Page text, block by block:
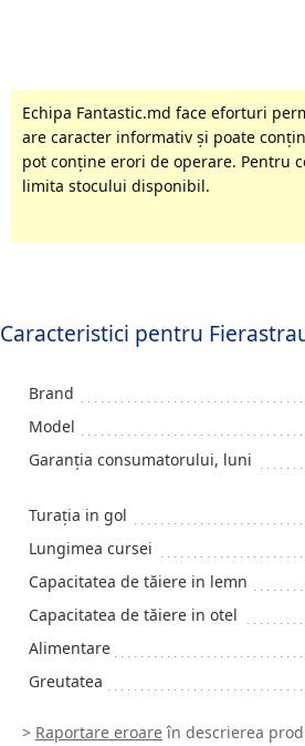
Echipa Fantastic.md face eforturi
are caracter informativ şi poate
pot conţine erori de operare. Pentru
limita stocului disponibil.
Caracteristici pentru
Brand
Model
Garanția consumatorului, luni
Turația in gol
Lungimea cursei
Capacitatea de tăiere in lemn
Capacitatea de tăiere in otel
Alimentare
Greutatea
> Raportare eroareîn descrierea